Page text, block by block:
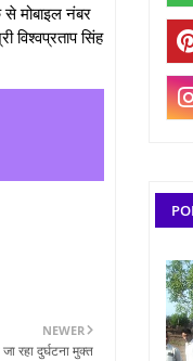
से मोबाइल नंबर
विश्‍वप्रताप सिंह
NEWER
रहा दुर्घटना मुक्त